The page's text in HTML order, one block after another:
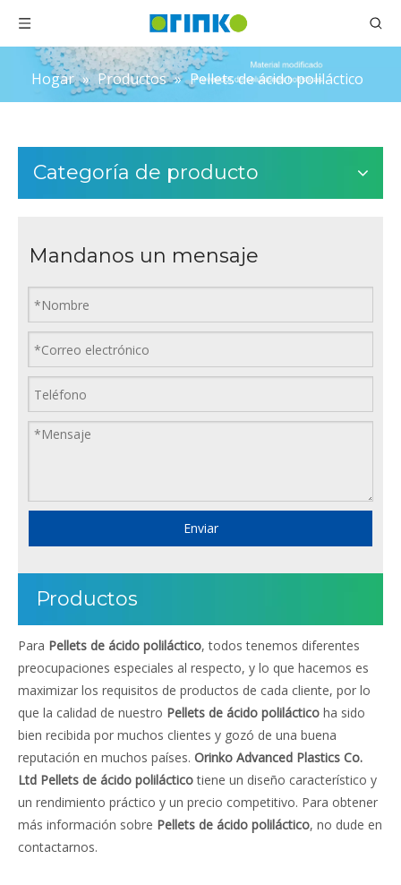
Hogar » Productos » Pellets de ácido poliláctico
Categoría de producto
Mandanos un mensaje
Enviar
Productos
Para Pellets de ácido poliláctico, todos tenemos diferentes
preocupaciones especiales al respecto, y lo que hacemos es
maximizar los requisitos de productos de cada cliente, por lo
que la calidad de nuestro Pellets de ácido poliláctico ha sido
bien recibida por muchos clientes y gozó de una buena
reputación en muchos países. Orinko Advanced Plastics Co.
Ltd Pellets de ácido polilácticotiene un diseño característico y
un rendimiento práctico y un precio competitivo. Para obtener
más información sobre Pellets de ácido poliláctico, no dude en
contactarnos.